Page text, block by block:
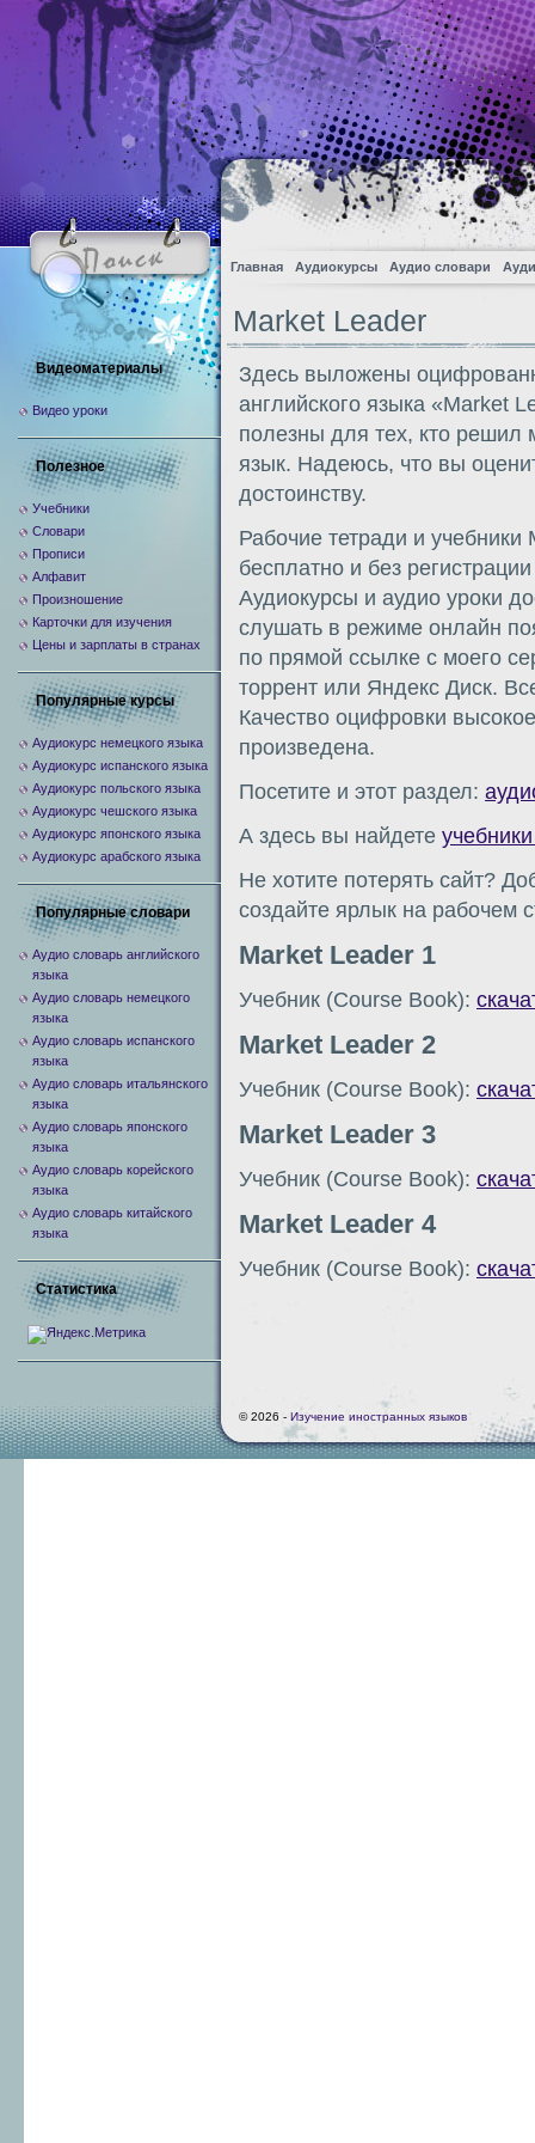
Главная Аудиокурсы Аудио словари
Market Leader
Здесь выложены
английского языка «Market
полезны для тех, кто решил
язык. Надеюсь, что вы
достоинству.
Рабочие тетради и
бесплатно и без
Аудиокурсы и аудио уроки
слушать в режиме онлайн
по прямой ссылке с моего
торрент или Яндекс Диск.
Качество оцифровки
произведена.
Посетите и этот раздел:
А здесь вы найдете
Не хотите потерять сайт?
создайте ярлык на рабочем
Market Leader 1
Учебник (Course Book):
Market Leader 2
Учебник (Course Book):
Market Leader 3
Учебник (Course Book):
Market Leader 4
Учебник (Course Book):
Видеоматериалы
Видео уроки
Полезное
Учебники
Словари
Прописи
Алфавит
Произношение
Карточки для изучения
Цены и зарплаты в странах
Популярные курсы
Аудиокурс немецкого языка
Аудиокурс испанского языка
Аудиокурс польского языка
Аудиокурс чешского языка
Аудиокурс японского языка
Аудиокурс арабского языка
Популярные словари
Аудио словарь английского
языка
Аудио словарь немецкого
языка
Аудио словарь испанского
языка
Аудио словарь итальянского
языка
Аудио словарь японского
языка
Аудио словарь корейского
языка
Аудио словарь китайского
языка
Статистика
© 2026 - Изучение иностранных языков